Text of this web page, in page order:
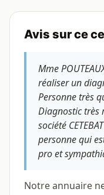
Avis sur ce
Mme
réaliser un
Personne très
Diagnostic très
société
personne qui
pro et
Notre annuaire